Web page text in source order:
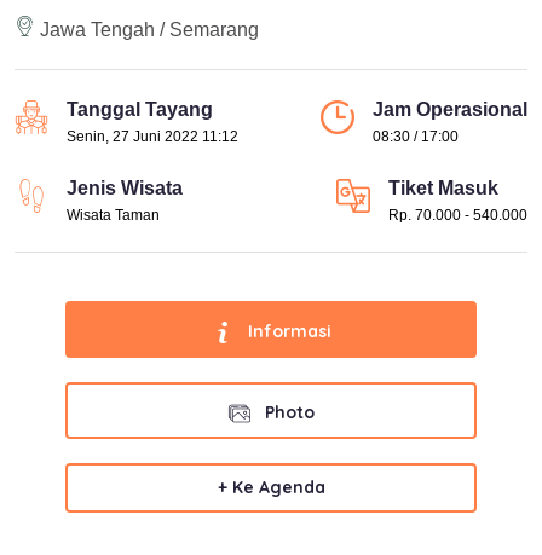
Jawa Tengah / Semarang
Tanggal Tayang
Senin, 27 Juni 2022 11:12
Jam Operasional
08:30 / 17:00
Jenis Wisata
Wisata Taman
Tiket Masuk
Rp. 70.000 - 540.000
Informasi
Photo
+ Ke Agenda